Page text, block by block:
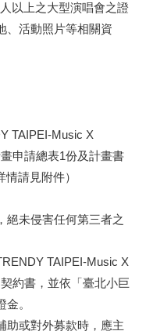
以上之大型演唱會之證
、活動照片等相關資
TAIPEI-Music X
申請總表1份及計畫書
請⾒附件）
絕未侵害任何第三者之
TAIPEI-Music X
約書，並依「臺北小巨
。
助或對外募款時，應主